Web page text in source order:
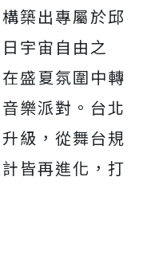
構築出專屬於邱
宇宙自由之
盛夏氛圍中轉
樂派對。台北
級， 從舞台規
皆再進化， 打